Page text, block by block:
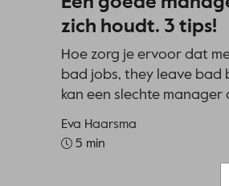
zich houdt. 3 tips!
Hoe zorg je ervoor dat
bad jobs, they leave bad
kan een slechte
Eva Haarsma
5 min